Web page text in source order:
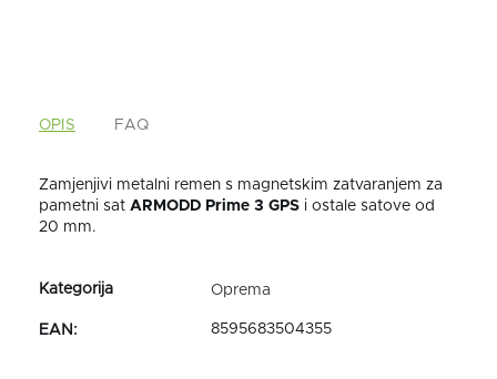
OPIS FAQ
Zamjenjivi metalni remen s magnetskim zatvaranjem za
pametni sat ARMODD Prime 3 GPS i ostale satove od
20 mm.
Oprema
EAN : 8595683504355